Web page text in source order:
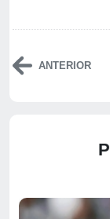
ANTERIOR